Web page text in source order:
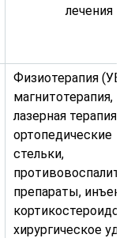
лечения
Физиотерапия
магнитотерапия,
лазерная терапия),
ортопедические
стельки,
препараты,
хирургическое